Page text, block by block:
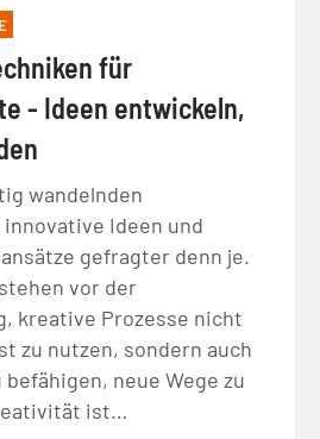
für
- Ideen entwickeln,
wandelnden
Ideen und
gefragter denn je.
vor der
kreative Prozesse nicht
zu nutzen, sondern auch
befähigen, neue Wege zu
ist…